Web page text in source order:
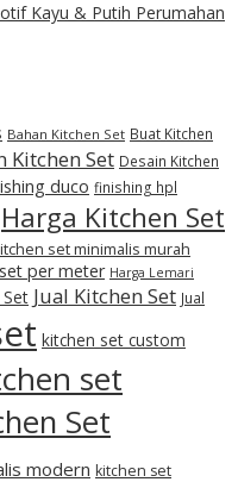
Kayu & Putih Perumahan
Bahan Kitchen Set Buat Kitchen
Kitchen Set Desain Kitchen
duco finishing hpl
Harga Kitchen Set
set minimalis murah
per meter Harga Lemari
Set Jual Kitchen Set Jual
kitchen set custom
set
Set
modern kitchen set